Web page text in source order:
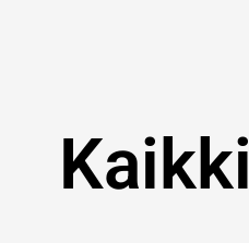
Kaikki